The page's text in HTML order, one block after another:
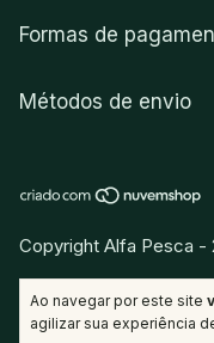
Ao navegar por este site
agilizar sua experiência
Formas de
Métodos de envio
Copyright Alfa Pesca -